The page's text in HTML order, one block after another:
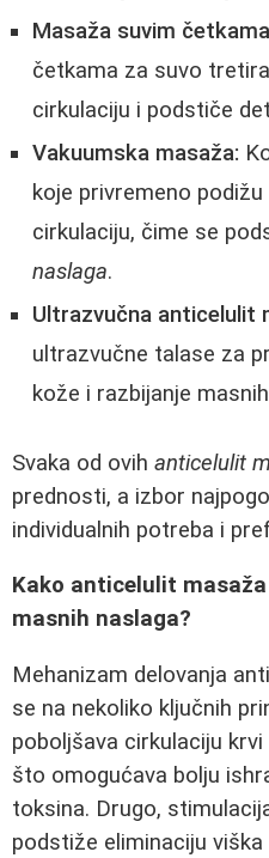
Masaža suvim
četkama za suvo
cirkulaciju i podstiče
Vakuumska masaža:
koje privremeno
cirkulaciju, čime se
naslaga.
Ultrazvučna anticelulit
ultrazvučne talase za
kože i razbijanje
Svaka od ovih anticelulit
prednosti, a izbor
individualnih potreba i
Kako anticelulit
masnih naslaga?
Mehanizam delovanja
se na nekoliko ključnih
poboljšava cirkulaciju
što omogućava bolju
toksina. Drugo,
podstiže eliminaciju